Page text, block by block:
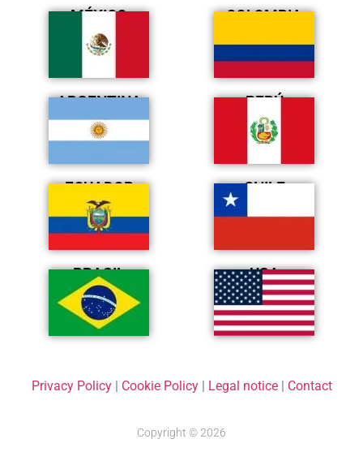
MÉXICO COLOMBIA
ARGENTINA PERÚ
ECUADOR CHILE
BRASIL USA
Privacy Policy| Cookie Policy| Legal notice| Contact
Copyright © 2026